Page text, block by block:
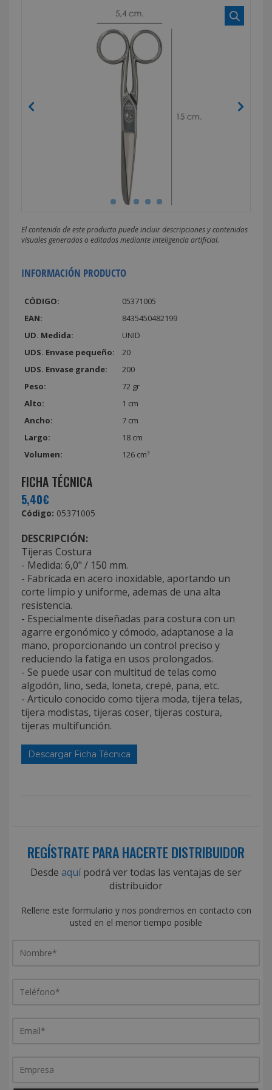
El contenido de este producto puede incluir descripciones y contenidos
visuales generados o editados mediante inteligencia artificial.
INFORMACIÓN PRODUCTO
CÓDIGO:
05371005
EAN:
8435450482199
UD. Medida:
UNID
UDS. Envase pequeño:
20
UDS. Envase grande:
200
Peso:
72 gr
Alto:
1 cm
Ancho:
7 cm
Largo:
18 cm
Volumen:
126 cm³
FICHA TÉCNICA
5,40€
Código: 05371005
DESCRIPCIÓN:
Tijeras Costura
- Medida: 6,0" / 150 mm.
- Fabricada en acero inoxidable, aportando un
corte limpio y uniforme, ademas de una alta
resistencia.
- Especialmente diseñadas para costura con un
agarre ergonómico y cómodo, adaptanose a la
mano, proporcionando un control preciso y
reduciendo la fatiga en usos prolongados.
- Se puede usar con multitud de telas como
algodón, lino, seda, loneta, crepé, pana, etc.
- Articulo conocido como tijera moda, tijera telas,
tijera modistas, tijeras coser, tijeras costura,
tijeras multifunción.
Descargar Ficha Técnica
REGÍSTRATE PARA HACERTE DISTRIBUIDOR
Desde aquípodrá ver todas las ventajas de ser
distribuidor
Rellene este formulario y nos pondremos en contacto con
usted en el menor tiempo posible